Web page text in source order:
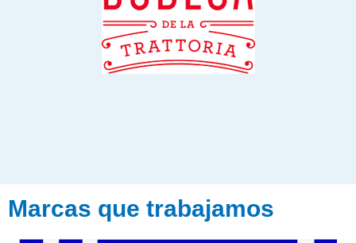
Marcas que trabajamos